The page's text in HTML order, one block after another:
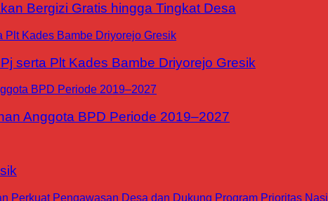
Bergizi Gratis hingga Tingkat Desa
serta Plt Kades Bambe Driyorejo Gresik
Anggota BPD Periode 2019–2027